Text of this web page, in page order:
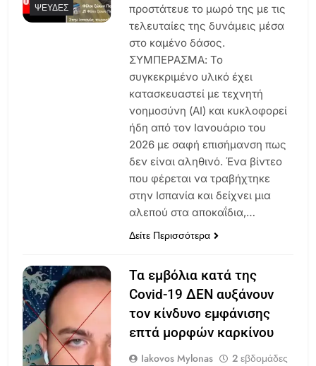
ΨΕΥΔΈΣ
προστάτευε το μωρό της με τις
τελευταίες της δυνάμεις μέσα
στο καμένο δάσος.
ΣΥΜΠΕΡΑΣΜΑ: Το
συγκεκριμένο υλικό έχει
κατασκευαστεί με τεχνητή
νοημοσύνη (AI) και κυκλοφορεί
ήδη από τον Ιανουάριο του
2026 με σαφή επισήμανση πως
δεν είναι αληθινό. Ένα βίντεο
που φέρεται να τραβήχτηκε
στην Ισπανία και δείχνει μια
αλεπού στα αποκαΐδια,…
Δείτε Περισσότερα
Τα εμβόλια κατά της
Covid-19 ΔΕΝ αυξάνουν
τον κίνδυνο εμφάνισης
επτά μορφών καρκίνου
Iakovos Mylonas
2 εβδομάδες